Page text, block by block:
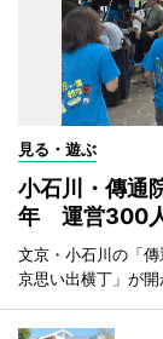
見る・遊ぶ
小石川・傳通
年 運営300
文京・小石川の「
京思い出横丁」が開